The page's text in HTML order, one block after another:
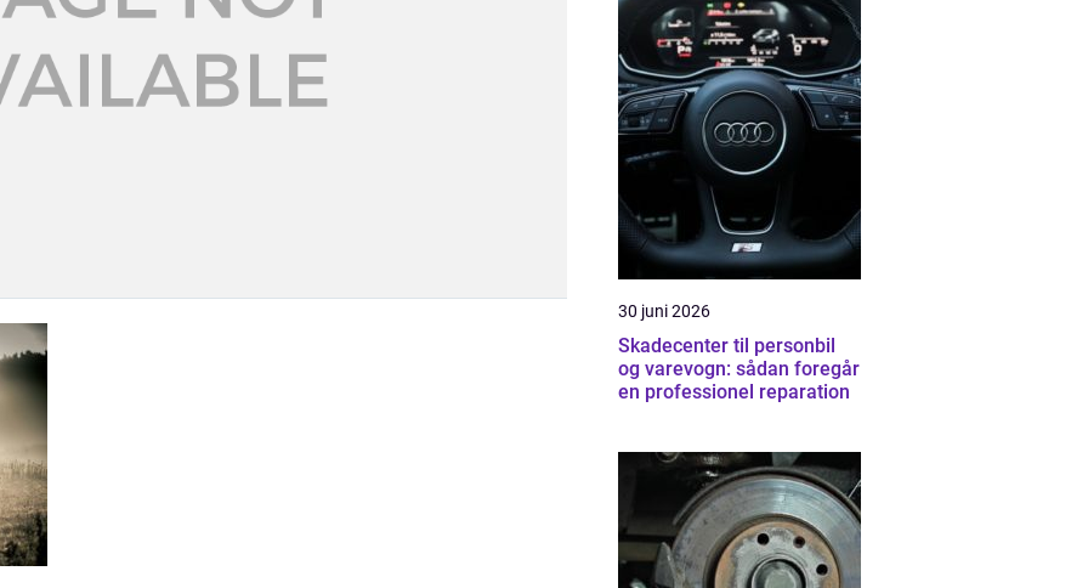
30 juni 2026
Skadecenter til personbil
og varevogn: sådan foregår
en professionel reparation